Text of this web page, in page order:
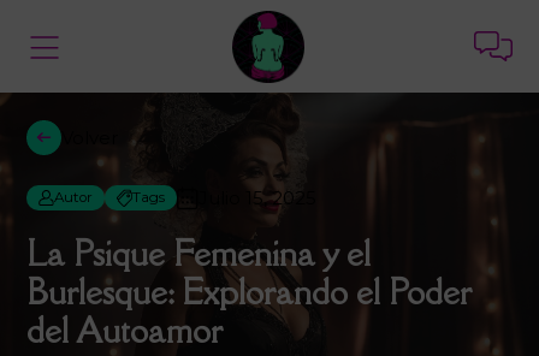
Autor Tags Julio 15, 2025
La Psique Femenina y el
Burlesque: Explorando el Poder
del Autoamor